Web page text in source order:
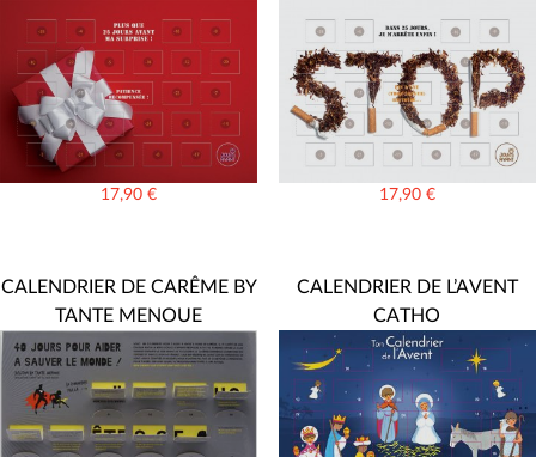
17,90€ 17,90 €
CALENDRIER DE CARÊME BY
TANTE MENOUE
CALENDRIER DE L’AVENT
CATHO